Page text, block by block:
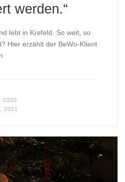
werden.“
lebt in Krefeld. So weit, so
Hier erzählt der BeWo-Klient
2020
2021